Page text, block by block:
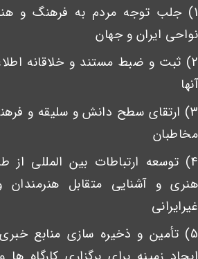
1) جلب توجه مردم به فرهنگ و
نواحی ایران و جهان
2) ثبت و ضبط مستند و خلاقانه
آنها
3) ارتقای سطح دانش و سلیقه و
مخاطبان
4) توسعه ارتباطات بین المللی از
هنری و آشنایی متقابل هنرمندان
غیرایرانی
5) تأمین و ذخیره سازی منابع